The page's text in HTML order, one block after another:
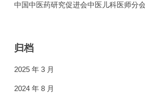
中国中医药研究促进会中医儿科医师分
归档
2025 年 3 月
2024 年 8 月